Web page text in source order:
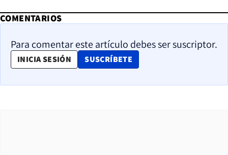
COMENTARIOS
Para comentar este artículo debes ser suscriptor.
INICIA SESIÓN SUSCRÍBETE
OPENS IN NEW WINDOW